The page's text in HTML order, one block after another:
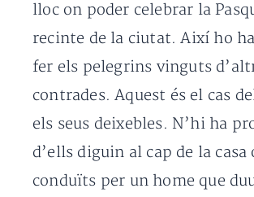
lloc on poder celebrar la
recinte de la ciutat. Així ho
fer els pelegrins vinguts
contrades. Aquest és el cas
els seus deixebles. N’hi ha
d’ells diguin al cap de la casa
conduïts per un home que